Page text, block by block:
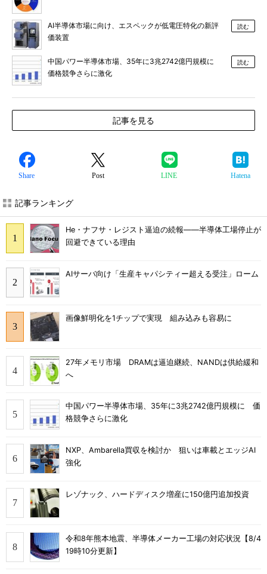
AI半導体市場に向け、エスペックが低電圧特化の新評
価装置
読む
中国パワー半導体市場、35年に3兆2742億円規模に
価格競争さらに激化
読む
記事を見る
Share Post LINE Hatena
記事ランキング
He・ナフサ・レジスト逼迫の続報――半導体工場停止が
回避できている理由
AIサーバ向け「生産キャパシティー超える受注」ローム
画像鮮明化を1チップで実現 組み込みも容易に
27年メモリ市場 DRAMは逼迫継続、NANDは供給緩和
へ
中国パワー半導体市場、35年に3兆2742億円規模に 価
格競争さらに激化
NXP、Ambarella買収を検討か 狙いは車載とエッジAI
強化
レゾナック、ハードディスク増産に150億円追加投資
令和8年熊本地震、半導体メーカー工場の対応状況【8/4
19時10分更新】